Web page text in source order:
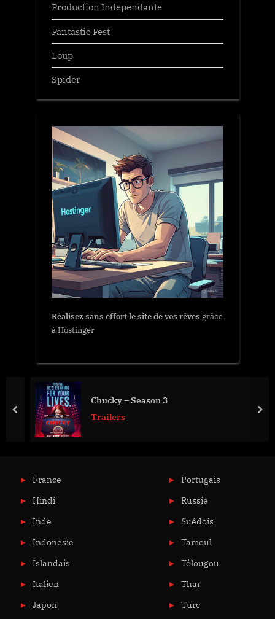
Production Independante
Fantastic Fest
Loup
Spider
Réalisez sans effort le site de vos rêves grâce
à Hostinger
Chucky – Season 3
Trailers
prev
France
Hindi
Inde
Indonésie
Islandais
Italien
Japon
Portugais
Russie
Suédois
Tamoul
Télougou
Thaï
Turc